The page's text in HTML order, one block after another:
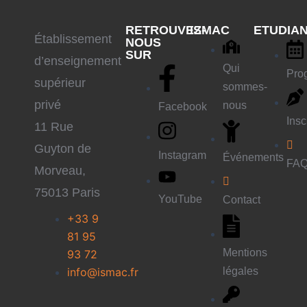
Établissement
d’enseignement
supérieur
privé
11 Rue
Guyton de
Morveau,
75013 Paris
+33 9
81 95
93 72
info@ismac.fr
RETROUVEZ-
NOUS
SUR
Facebook
Instagram
YouTube
ISMAC
Qui
sommes-
nous
Événements
Contact
Mentions
légales